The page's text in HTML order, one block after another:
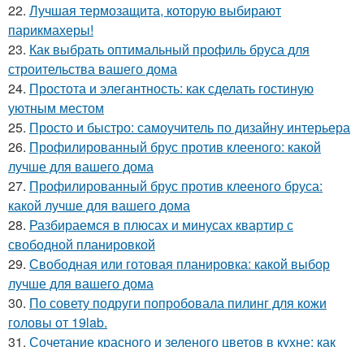
22. Лучшая термозащита, которую выбирают
парикмахеры!
23. Как выбрать оптимальный профиль бруса для
строительства вашего дома
24. Простота и элегантность: как сделать гостиную
уютным местом
25. Просто и быстро: самоучитель по дизайну интерьера
26. Профилированный брус против клееного: какой
лучше для вашего дома
27. Профилированный брус против клееного бруса:
какой лучше для вашего дома
28. Разбираемся в плюсах и минусах квартир с
свободной планировкой
29. Свободная или готовая планировка: какой выбор
лучше для вашего дома
30. По совету подруги попробовала пилинг для кожи
головы от 19lab.
31. Сочетание красного и зеленого цветов в кухне: как